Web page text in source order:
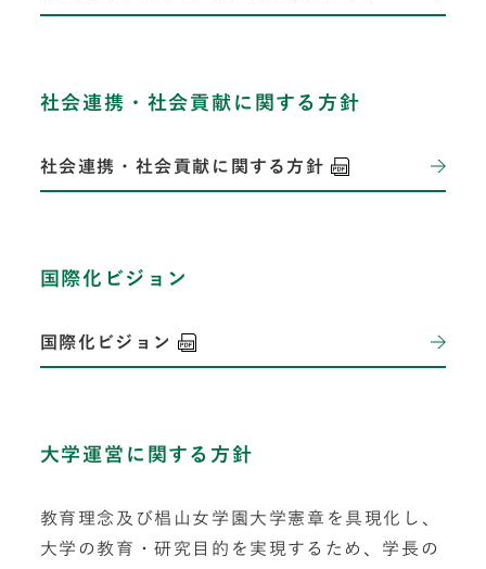
社会連携・社会貢献に関する方針
社会連携・社会貢献に関する方針
国際化ビジョン
国際化ビジョン
大学運営に関する方針
教育理念及び椙山女学園大学憲章を具現化し、
大学の教育・研究目的を実現するため、学長の